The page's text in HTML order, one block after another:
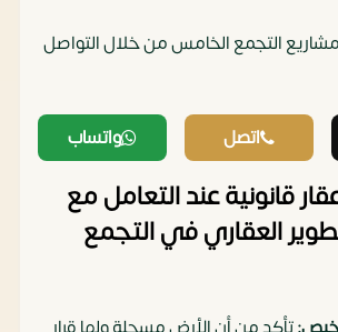
التجمع الخامس من خلال التواصل
اتصل واتساب
قانونية عند التعامل مع
العقاري في التجمع